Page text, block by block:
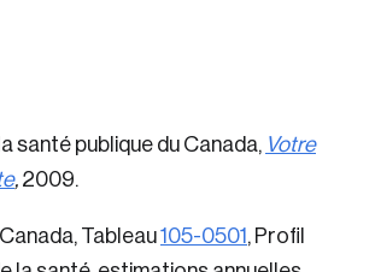
santé publique du Canada, Votre
, 2009.
Tableau105-0501, Profil